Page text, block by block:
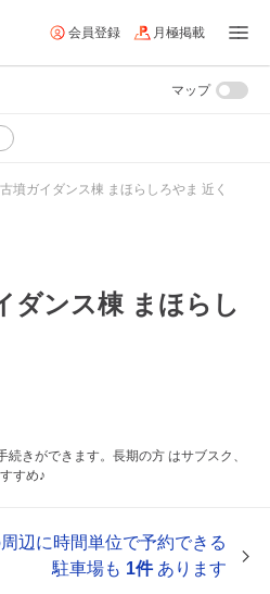
会員登録 月極掲載
マップ
墳ガイダンス棟 まほらしろやま 近く
ダンス棟 まほらし
きができます。長期の方 はサブスク、
すめ♪
辺に時間単位で予約できる
駐車場も 1件あります